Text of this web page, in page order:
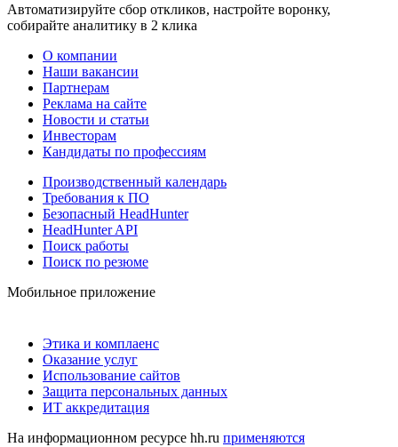
Автоматизируйте сбор откликов, настройте воронку,
собирайте аналитику в 2 клика
О компании
Наши вакансии
Партнерам
Реклама на сайте
Новости и статьи
Инвесторам
Кандидаты по профессиям
Производственный календарь
Требования к ПО
Безопасный HeadHunter
HeadHunter API
Поиск работы
Поиск по резюме
Мобильное приложение
Этика и комплаенс
Оказание услуг
Использование сайтов
Защита персональных данных
ИТ аккредитация
На информационном ресурсе hh.ru применяются